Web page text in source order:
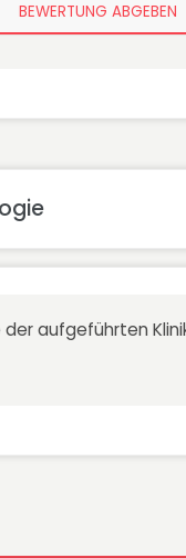
BEWERTUNG ABGEBEN
aufgeführten